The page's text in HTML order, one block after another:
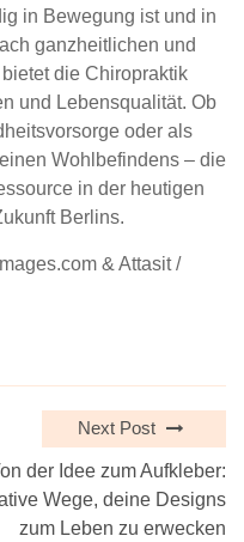
in Bewegung ist und in
ganzheitlichen und
die Chiropraktik
und Lebensqualität. Ob
oder als
Wohlbefindens – die
in der heutigen
Berlins.
& Attasit /
Next Post
der Idee zum Aufkleber:
Wege, deine Designs
zum Leben zu erwecken